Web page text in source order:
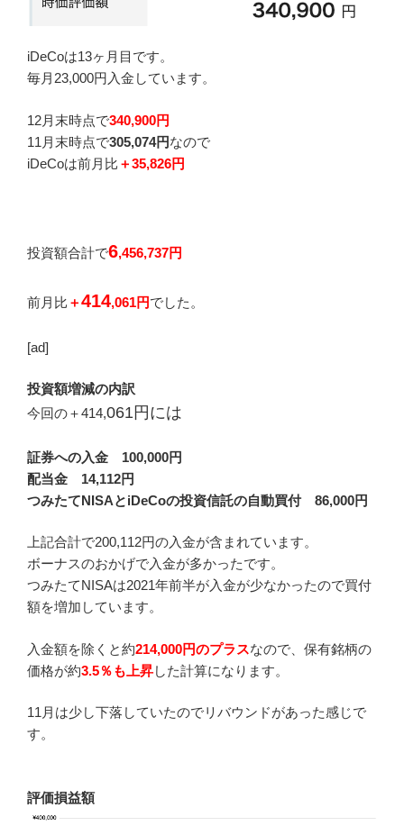
iDeCoは13ヶ月目です。
毎月23,000円入金しています。
12月末時点で340,900円
11月末時点で305,074円なので
iDeCoは前月比 ＋35,826円
投資額合計で6,456,737円
前月比 ＋414,061円でした。
[ad]
投資額増減の内訳
今回の＋414,061円には
証券への入金 100,000円
配当金 14,112円
つみたてNISAとiDeCoの投資信託の自動買付 86,000円
上記合計で200,112円の入金が含まれています。
ボーナスのおかげで入金が多かったです。
つみたてNISAは2021年前半が入金が少なかったので買付
額を増加しています。
入金額を除くと約214,000円のプラスなので、保有銘柄の
価格が約3.5％も上昇した計算になります。
11月は少し下落していたのでリバウンドがあった感じで
す。
評価損益額